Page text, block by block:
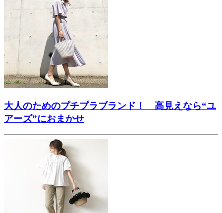
大人のためのプチプラブランド！ 高見えなら“ユ
アーズ”におまかせ